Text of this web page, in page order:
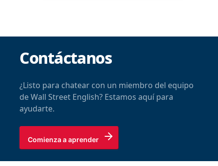
Contáctanos
¿Listo para chatear con un miembro del equipo
de Wall Street English? Estamos aquí para
ayudarte.
Comienza a aprender